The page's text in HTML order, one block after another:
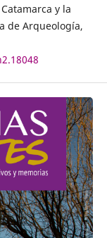
y la
de Arqueología,